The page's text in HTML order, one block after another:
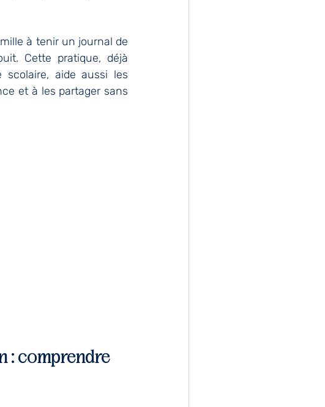
à tenir un journal de
Cette pratique, déjà
scolaire, aide aussi les
et à les partager sans
: comprendre